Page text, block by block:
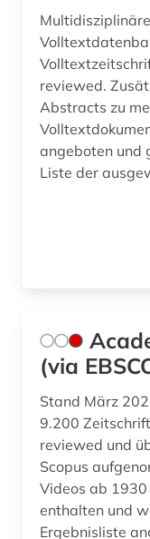
datenbank (1)
design (2)
reviewed.
Abstracts zu
angeboten und
Liste der
(via
Stand März
9.200
reviewed und
Scopus
Videos ab
enthalten und
Ergebnisliste